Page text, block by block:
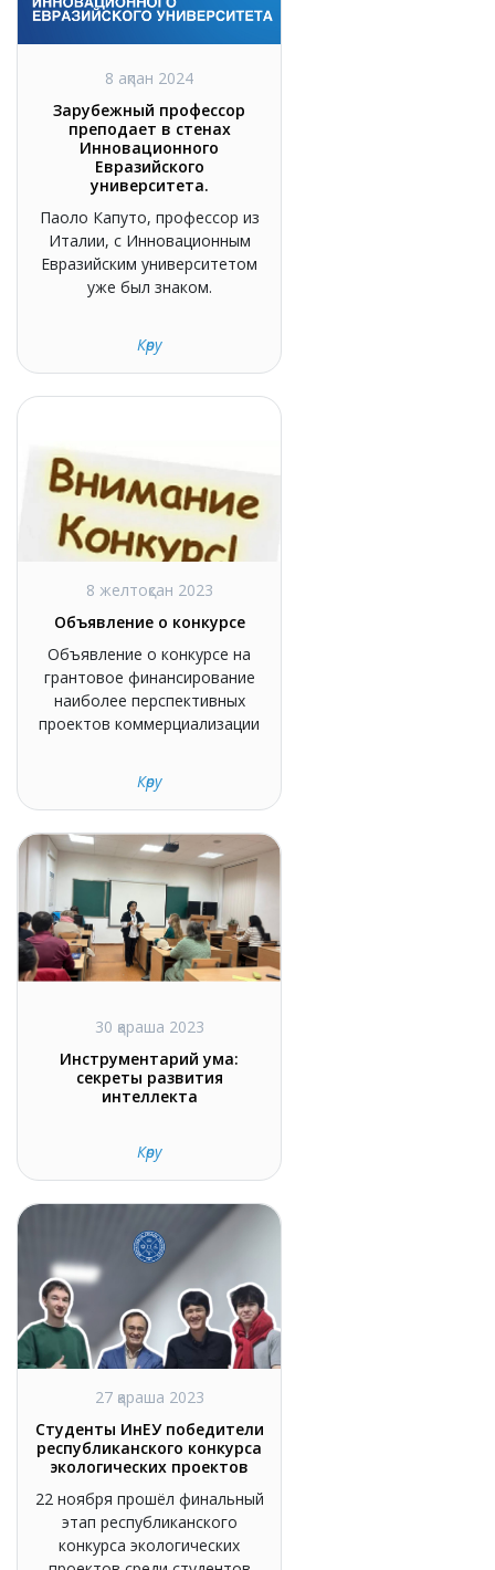
8 ақпан 2024
Зарубежный профессор
преподает в стенах
Инновационного
Евразийского
университета.
Паоло Капуто, профессор из
Италии, с Инновационным
Евразийским университетом
уже был знаком.
Көру
8 желтоқсан 2023
Объявление о конкурсе
Объявление о конкурсе на
грантовое финансирование
наиболее перспективных
проектов коммерциализации
Көру
30 қараша 2023
Инструментарий ума:
секреты развития
интеллекта
Көру
27 қараша 2023
Студенты ИнЕУ победители
республиканского конкурса
экологических проектов
22 ноября прошёл финальный
этап республиканского
конкурса экологических